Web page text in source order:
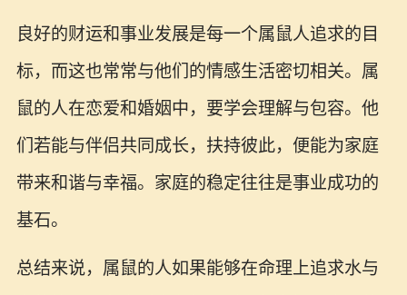
良好的财运和事业发展是每一个属鼠人追求的目
标，而这也常常与他们的情感生活密切相关。属
鼠的人在恋爱和婚姻中，要学会理解与包容。他
们若能与伴侣共同成长，扶持彼此，便能为家庭
带来和谐与幸福。家庭的稳定往往是事业成功的
基石。
总结来说，属鼠的人如果能够在命理上追求水与